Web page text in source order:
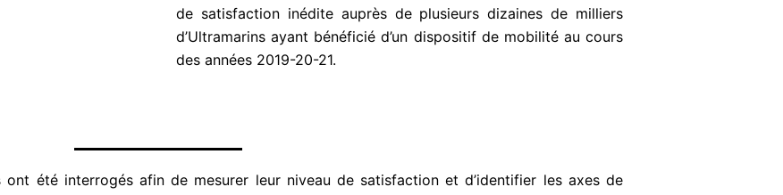
é
4
s
de satisfaction inédite auprès de plusieurs dizaines de milliers
d’Ultramarins ayant bénéficié d’un dispositif de mobilité au cours
des années 2019-20-21.
ont été interrogés afin de mesurer leur niveau de satisfaction et d’identifier les axes de